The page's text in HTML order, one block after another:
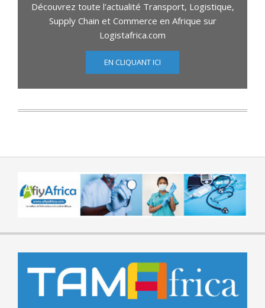
Découvrez toute l'actualité Transport, Logistique,
Supply Chain et Commerce en Afrique sur
Logistafrica.com
EN CLIQUANT ICI